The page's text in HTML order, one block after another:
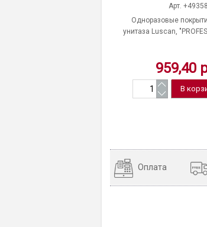
Арт.
Одноразовые
унитаза Luscan,
959,40
Оплата